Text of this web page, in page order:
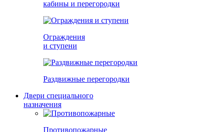
кабины и перегородки
Ограждения
и ступени
Раздвижные перегородки
Двери специального
назначения
Противопожарные